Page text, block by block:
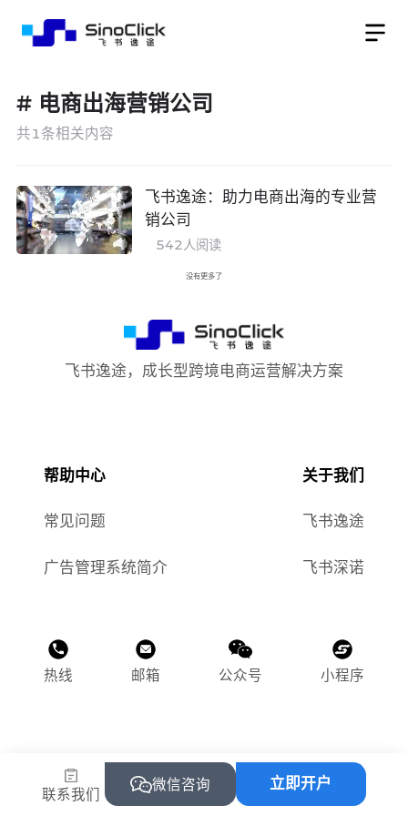
# 电商出海营销公司
共1条相关内容
飞书逸途：助力电商出海的专业营
销公司
542人阅读
没有更多了
飞书逸途，成长型跨境电商运营解决方案
帮助中心 关于我们
常见问题 飞书逸途
广告管理系统简介 飞书深诺
热线 邮箱 公众号 小程序
©2015-2025 飞书逸途（上海）网络科技有限公司
沪ICP备2023011118号-1
沪公网安备 31010502004469
联系我们
微信咨询 立即开户